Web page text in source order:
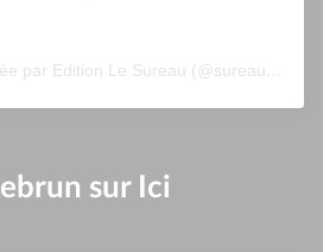
sur Ici